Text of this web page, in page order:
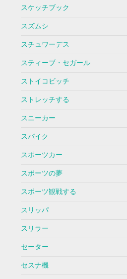
スケッチブック
スズムシ
スチュワーデス
スティーブ・セガール
ストイコビッチ
ストレッチする
スニーカー
スパイク
スポーツカー
スポーツの夢
スポーツ観戦する
スリッパ
スリラー
セーター
セスナ機